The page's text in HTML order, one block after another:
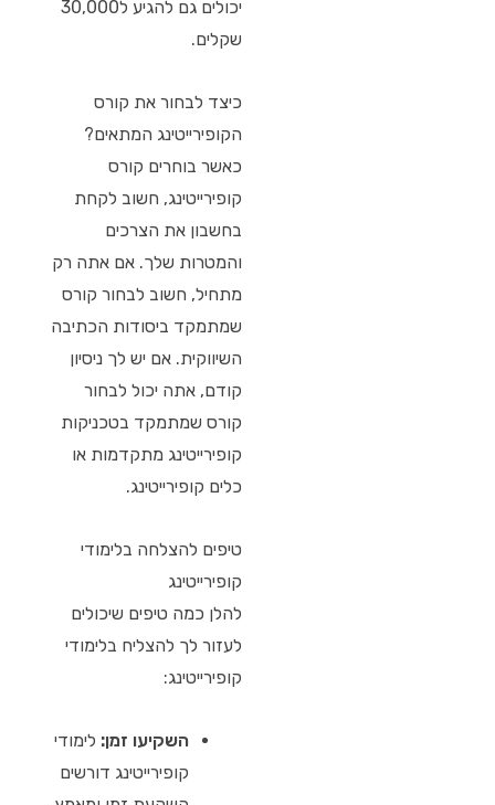
יכולים גם להגיע ל30,000
שקלים.
כיצד לבחור את קורס
הקופירייטינג המתאים?
כאשר בוחרים קורס
קופירייטינג, חשוב לקחת
בחשבון את הצרכים
והמטרות שלך. אם אתה רק
מתחיל, חשוב לבחור קורס
שמתמקד ביסודות הכתיבה
השיווקית. אם יש לך ניסיון
קודם, אתה יכול לבחור
קורס שמתמקד בטכניקות
קופירייטינג מתקדמות או
כלים קופירייטינג.
טיפים להצלחה בלימודי
קופירייטינג
להלן כמה טיפים שיכולים
לעזור לך להצליח בלימודי
קופירייטינג:
השקיעו זמן: לימודי
קופירייטינג דורשים